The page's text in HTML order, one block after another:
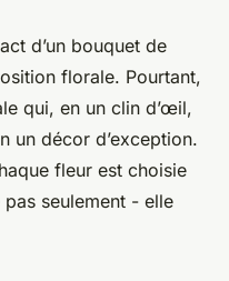
avec
min de lecture
d’un bouquet de
florale. Pourtant,
qui, en un clin d’œil,
un décor d’exception.
fleur est choisie
seulement - elle